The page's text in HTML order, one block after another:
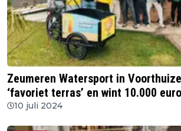
Zeumeren Watersport in
‘favoriet terras’ en wint 10.000 euro
10 juli 2024